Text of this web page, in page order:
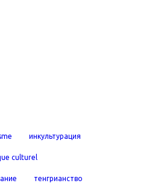
инкультурация
culturel
тенгрианство